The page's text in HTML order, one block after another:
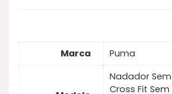
Marca Puma
Nadador
Cross Fit